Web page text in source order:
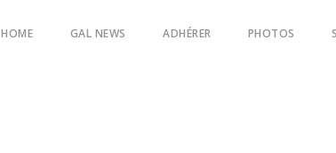
Main navigation
HOME GAL NEWS ADHÉRER PHOTOS